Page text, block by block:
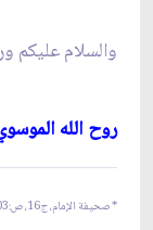
والسلام عليكم
روح الله
* صحيفة الإمام، ج16، ص: